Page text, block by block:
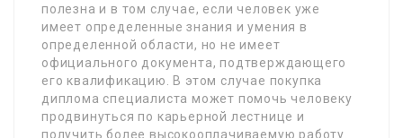
полезна и в том случае, если человек уже
имеет определенные знания и умения в
определенной области, но не имеет
официального документа, подтверждающего
его квалификацию. В этом случае покупка
диплома специалиста может помочь человеку
продвинуться по карьерной лестнице и
получить более высокооплачиваемую работу.